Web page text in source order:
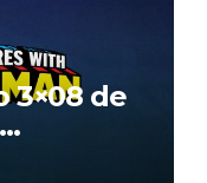
3×08 de